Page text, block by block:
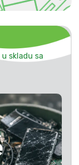
skladu sa